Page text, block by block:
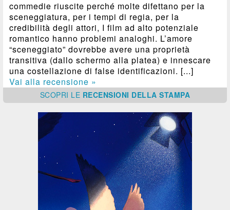
commedie riuscite perché molte difettano per la
sceneggiatura, per i tempi di regia, per la
credibilità degli attori, I film ad alto potenziale
romantico hanno problemi analoghi. L’amore
“sceneggiato” dovrebbe avere una proprietà
transitiva (dallo schermo alla platea) e innescare
una costellazione di false identificazioni. [...]
Vai alla recensione »
SCOPRI LE RECENSIONI DELLA STAMPA